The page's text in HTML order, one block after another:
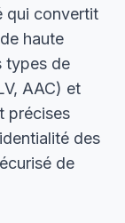
qui convertit
haute
types de
AAC) et
précises
des
de